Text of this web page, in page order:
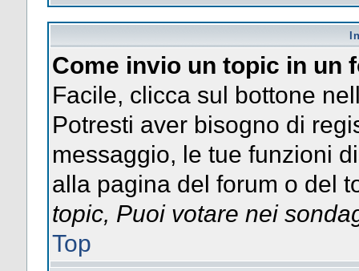
Come invio un topic in un
Facile, clicca sul bottone
Potresti aver bisogno di
messaggio, le tue funzioni
alla pagina del forum o del
topic, Puoi votare nei
Top